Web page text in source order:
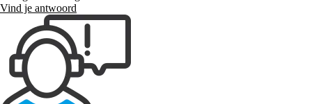
Vind je antwoord